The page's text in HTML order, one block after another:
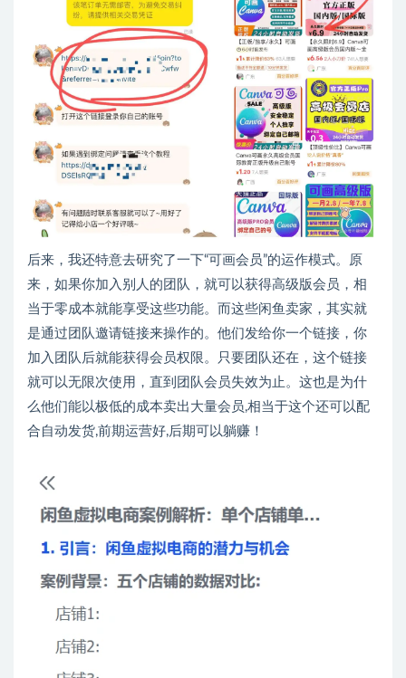
后来，我还特意去研究了一下“可画会员”的运作模式。原
来，如果你加入别人的团队，就可以获得高级版会员，相
当于零成本就能享受这些功能。而这些闲鱼卖家，其实就
是通过团队邀请链接来操作的。他们发给你一个链接，你
加入团队后就能获得会员权限。只要团队还在，这个链接
就可以无限次使用，直到团队会员失效为止。这也是为什
么他们能以极低的成本卖出大量会员,相当于这个还可以配
合自动发货,前期运营好,后期可以躺赚！